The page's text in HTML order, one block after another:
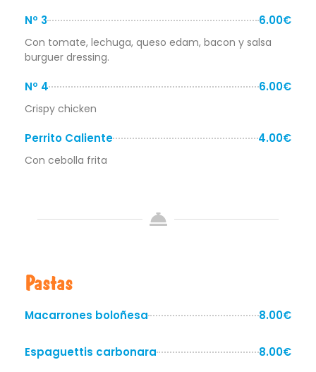
Nº 3 6.00€
Con tomate, lechuga, queso edam, bacon y salsa
burguer dressing.
Nº 4 6.00€
Crispy chicken
Perrito Caliente 4.00€
Con cebolla frita
Pastas
Macarrones boloñesa 8.00€
Espaguettis carbonara 8.00€